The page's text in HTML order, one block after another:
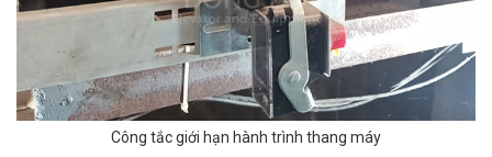
Công tắc giới hạn hành trình thang máy